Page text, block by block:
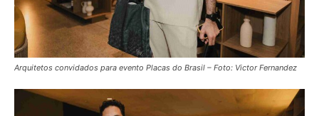
Arquitetos convidados para evento Placas do Brasil – Foto: Victor Fernandez